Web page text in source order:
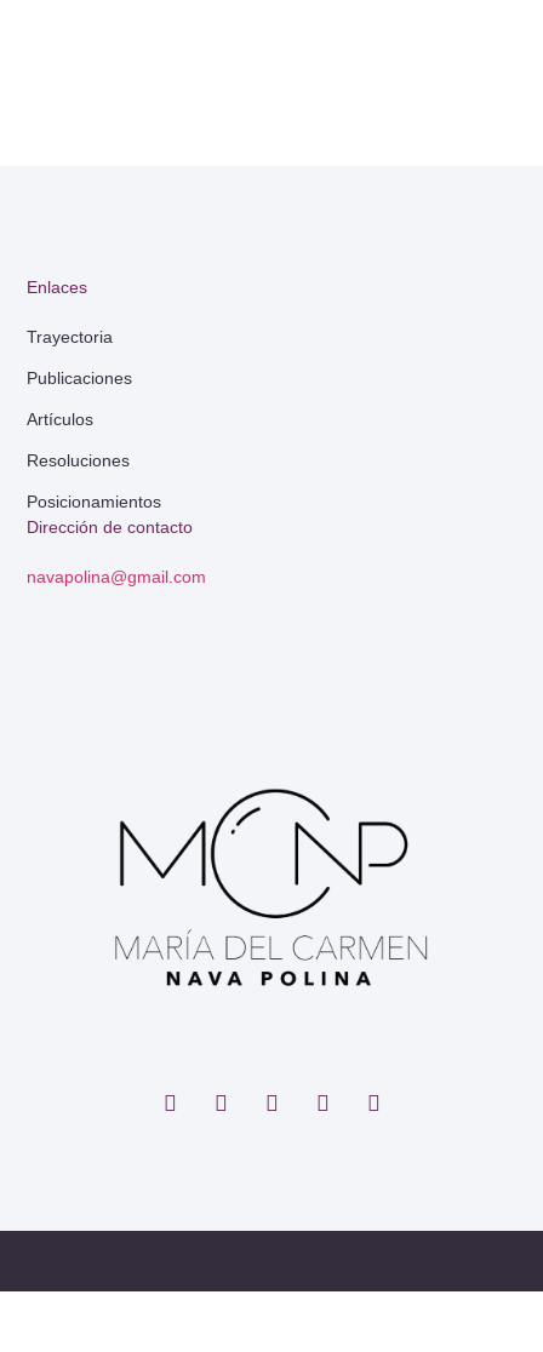
Dirección de contacto
navapolina@gmail.com
Enlaces
Trayectoria
Publicaciones
Artículos
Resoluciones
Posicionamientos